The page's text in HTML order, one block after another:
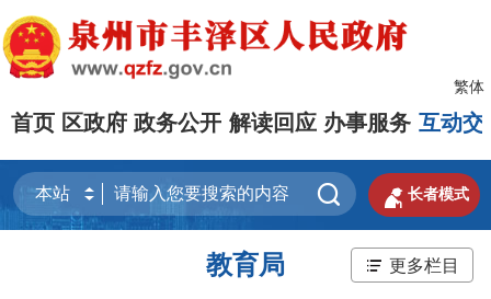
繁体
首页 区政府 政务公开 解读回应 办事服务 互动交
  长者模式
教育局 更多栏目